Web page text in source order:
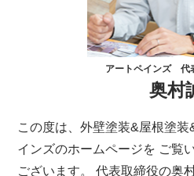
アートペインズ 代
奥村
この度は、外壁塗装&屋根塗
インズのホームページを ご覧
ございます。 代表取締役の奥